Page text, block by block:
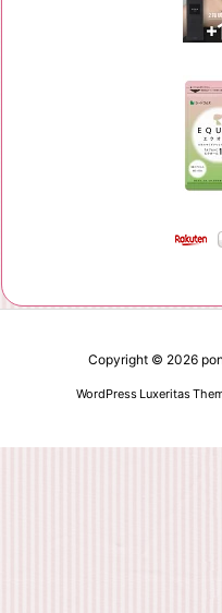
Copyright © 2026
WordPress Luxeritas